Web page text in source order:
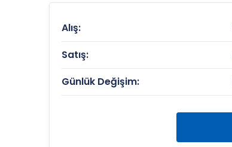
Alış:
Satış:
Günlük Değişim: